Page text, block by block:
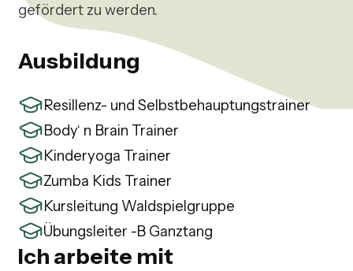
Ausbildung
Resillenz- und Selbstbehauptungstrainer
Body‘ n Brain Trainer
Kinderyoga Trainer
Zumba Kids Trainer
Kursleitung Waldspielgruppe
Übungsleiter -B Ganztang
Ich arbeite mit